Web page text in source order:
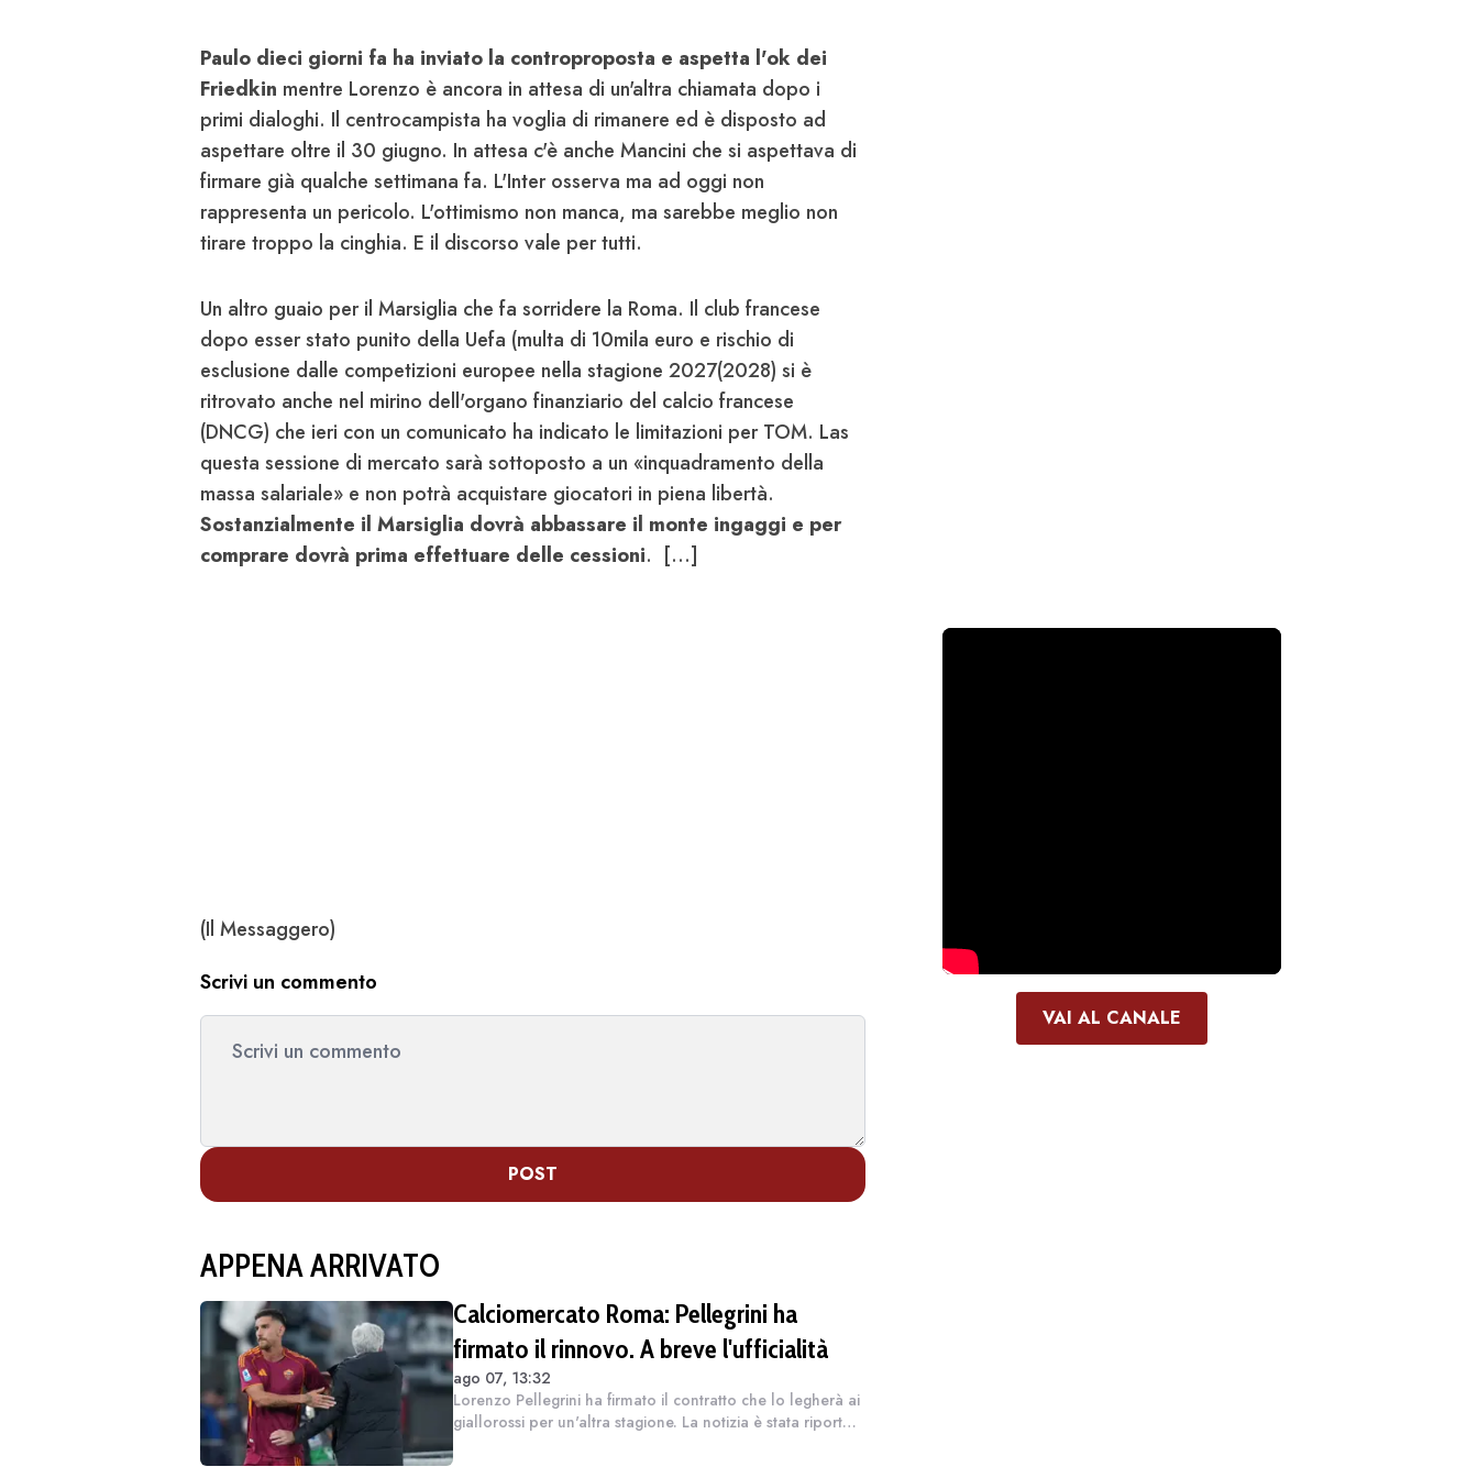
Paulo dieci giorni fa ha inviato la controproposta e aspetta l'ok dei
Friedkin mentre Lorenzo è ancora in attesa di un'altra chiamata dopo i
primi dialoghi. Il centrocampista ha voglia di rimanere ed è disposto ad
aspettare oltre il 30 giugno. In attesa c'è anche Mancini che si aspettava di
firmare già qualche settimana fa. L'Inter osserva ma ad oggi non
rappresenta un pericolo. L'ottimismo non manca, ma sarebbe meglio non
tirare troppo la cinghia. E il discorso vale per tutti.
Un altro guaio per il Marsiglia che fa sorridere la Roma. Il club francese
dopo esser stato punito della Uefa (multa di 10mila euro e rischio di
esclusione dalle competizioni europee nella stagione 2027(2028) si è
ritrovato anche nel mirino dell'organo finanziario del calcio francese
(DNCG) che ieri con un comunicato ha indicato le limitazioni per TOM. Las
questa sessione di mercato sarà sottoposto a un «inquadramento della
massa salariale» e non potrà acquistare giocatori in piena libertà.
Sostanzialmente il Marsiglia dovrà abbassare il monte ingaggi e per
comprare dovrà prima effettuare delle cessioni. [...]
(Il Messaggero)
Scrivi un commento
POST
APPENA ARRIVATO
Calciomercato Roma: Pellegrini ha
firmato il rinnovo. A breve l'ufficialità
ago 07, 13:32
Lorenzo Pellegrini ha firmato il contratto che lo legherà ai
giallorossi per un'altra stagione. La notizia è stata riportata
VAI AL CANALE